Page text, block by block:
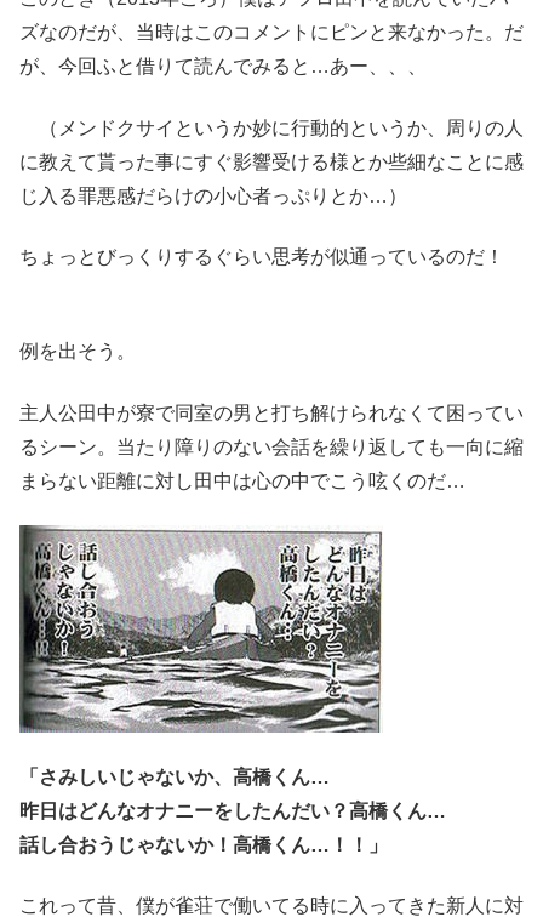
ズなのだが、当時はこのコメントにピンと来なかった。だ
が、今回ふと借りて読んでみると…あー、、、
（メンドクサイというか妙に行動的というか、周りの人
に教えて貰った事にすぐ影響受ける様とか些細なことに感
じ入る罪悪感だらけの小心者っぷりとか…）
ちょっとびっくりするぐらい思考が似通っているのだ！
例を出そう。
主人公田中が寮で同室の男と打ち解けられなくて困ってい
るシーン。当たり障りのない会話を繰り返しても一向に縮
まらない距離に対し田中は心の中でこう呟くのだ…
さみしいじゃないか、高橋くん…
昨日はどんなオナニーをしたんだい？高橋くん…
話し合おうじゃないか！高橋くん…！！
これって昔、僕が雀荘で働いてる時に入ってきた新人に対